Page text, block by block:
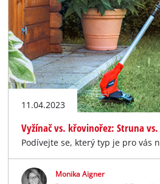
11.04.2023
Vyžínač vs. křovinořez: Struna vs.
Podívejte se, který typ je pro vás
Monika Aigner